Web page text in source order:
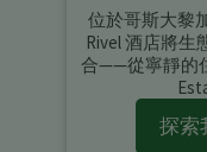
位於哥斯大黎
Rivel 酒店將生
合——從寧靜的
探索